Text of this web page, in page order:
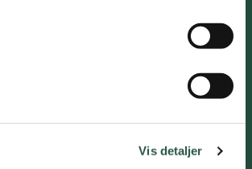
Vis detaljer
Fonden for Plantebaserede Fødevarer